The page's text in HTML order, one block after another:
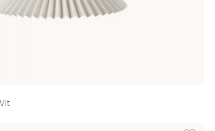
L Vit Finns även i dessa färger:
Lägg